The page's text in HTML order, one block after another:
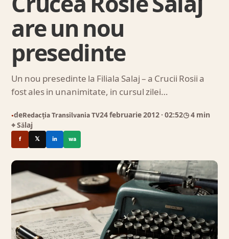
are un nou
presedinte
Un nou presedinte la Filiala Salaj – a Crucii Rosii a
fost ales in unanimitate, in cursul zilei…
●deRedacția Transilvania TV24 februarie 2012 · 02:52◷ 4 min
⌖ Sălaj
f 𝕏 in wa